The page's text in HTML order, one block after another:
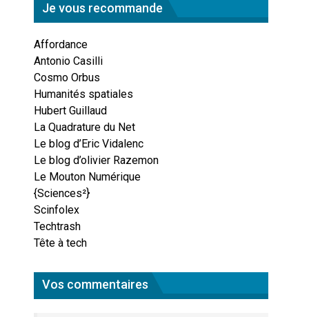
Je vous recommande
Affordance
Antonio Casilli
Cosmo Orbus
Humanités spatiales
Hubert Guillaud
La Quadrature du Net
Le blog d’Eric Vidalenc
Le blog d’olivier Razemon
Le Mouton Numérique
{Sciences²}
Scinfolex
Techtrash
Tête à tech
Vos commentaires